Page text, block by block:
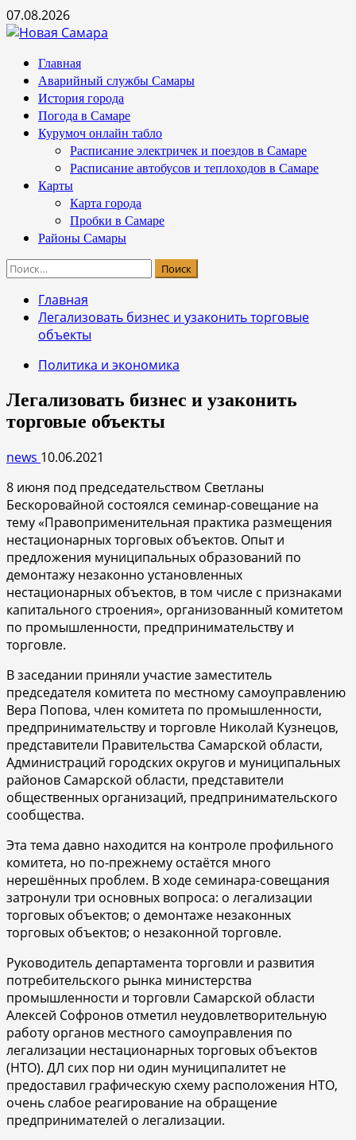
Перейти
к
07.08.2026
Основное
меню
Главная
Аварийный службы Самары
История города
Погода в Самаре
Курумоч онлайн табло
Расписание электричек и поездов в Самаре
Расписание автобусов и теплоходов в Самаре
Карты
Карта города
Пробки в Самаре
Районы Самары
Найти:
Главная
Легализовать бизнес и узаконить торговые
объекты
Политика и экономика
Легализовать бизнес и узаконить
торговые объекты
news 10.06.2021
8 июня под председательством Светланы
Бескоровайной состоялся семинар-совещание на
тему «Правоприменительная практика размещения
нестационарных торговых объектов. Опыт и
предложения муниципальных образований по
демонтажу незаконно установленных
нестационарных объектов, в том числе с признаками
капитального строения», организованный комитетом
по промышленности, предпринимательству и
торговле.
В заседании приняли участие заместитель
председателя комитета по местному самоуправлению
Вера Попова, член комитета по промышленности,
предпринимательству и торговле Николай Кузнецов,
представители Правительства Самарской области,
Администраций городских округов и муниципальных
районов Самарской области, представители
общественных организаций, предпринимательского
сообщества.
Эта тема давно находится на контроле профильного
комитета, но по-прежнему остаётся много
нерешённых проблем. В ходе семинара-совещания
затронули три основных вопроса: о легализации
торговых объектов; о демонтаже незаконных
торговых объектов; о незаконной торговле.
Руководитель департамента торговли и развития
потребительского рынка министерства
промышленности и торговли Самарской области
Алексей Софронов отметил неудовлетворительную
работу органов местного самоуправления по
легализации нестационарных торговых объектов
(НТО). ДЛ сих пор ни один муниципалитет не
предоставил графическую схему расположения НТО,
очень слабое реагирование на обращение
предпринимателей о легализации.